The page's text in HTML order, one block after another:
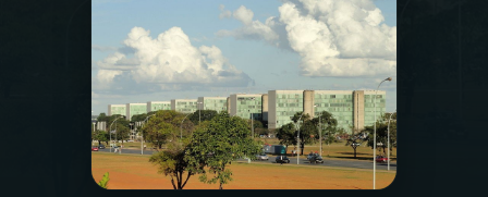
PROGRAMAS
PODCASTS